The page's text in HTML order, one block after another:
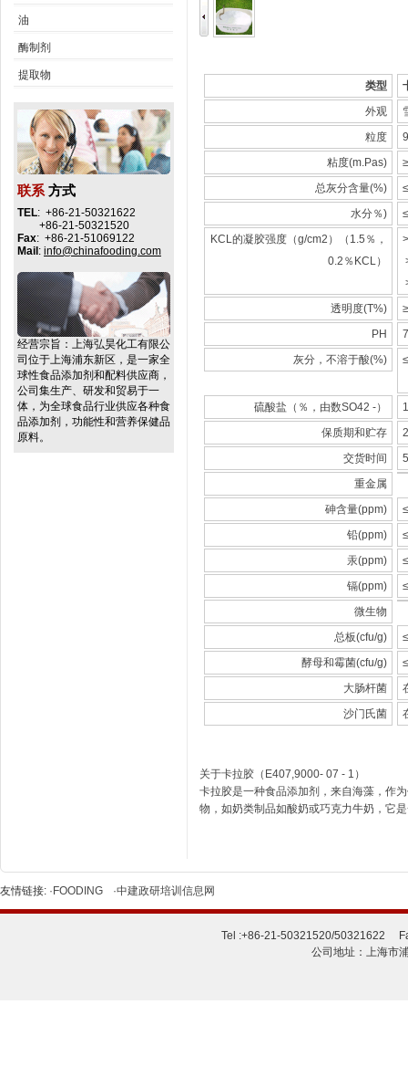
油
酶制剂
提取物
联系 方式
TEL: +86-21-50321622
+86-21-50321520
Fax: +86-21-51069122
Mail : info@chinafooding.com
经营宗旨： 上海弘昊化工有限公
司位于上海浦东新区，是一家全
球性食品添加剂和配料供应商，
公司集生产、研发和贸易于一
体，为全球食品行业供应各种食
品添加剂，功能性和营养保健品
原料。
类型
外观
粒度
粘度(m.Pas)
总灰分含量(%)
水分％)
KCL的凝胶强度（g/cm2）（1.5％，
0.2％KCL）
透明度(T%)
PH
灰分，不溶于酸(%)
硫酸盐（％，由数SO42 -）
保质期和贮存
交货时间
重金属
砷含量(ppm)
铅(ppm)
汞(ppm)
镉(ppm)
微生物
总板(cfu/g)
酵母和霉菌(cfu/g)
大肠杆菌
沙门氏菌
关于卡拉胶（E407,9000- 07 - 1）
卡拉胶是一种食品添加剂，来自海藻，作
物，如奶类制品如酸奶或巧克力牛奶，它
友情链接: ·FOODING ·中建政研培训信息网
Tel :+86-21-50321520/50321622
公司地址：上海市